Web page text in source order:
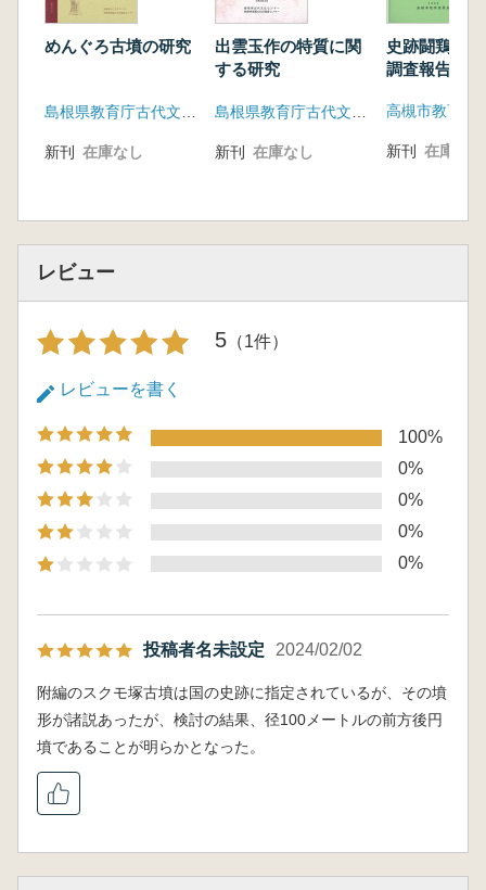
めんぐろ古墳の研究
新刊 在庫なし
出雲玉作の特質に関
する研究
新刊 在庫なし
史跡闘鶏山
調査報告書
高槻市教育委
新刊 在庫なし
レビュー
5 （1件）
レビューを書く
100%
0%
0%
0%
0%
投稿者名未設定 2024/02/02
附編のスクモ塚古墳は国の史跡に指定されているが、その墳
形が諸説あったが、検討の結果、径100メートルの前方後円
墳であることが明らかとなった。